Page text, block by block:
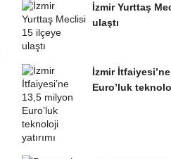
İzmir Yurttaş
ulaştı
İzmir
Euro’luk